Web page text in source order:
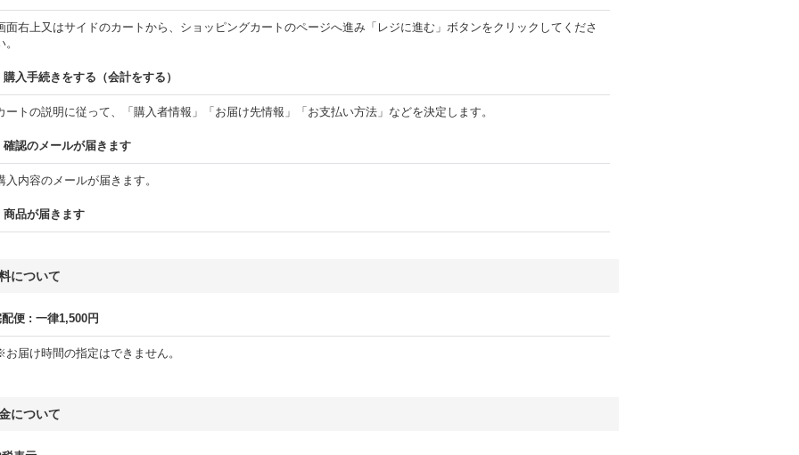
面右上又はサイドのカートから、ショッピングカートのページへ進み「レジに進む」ボタンをクリックしてくださ
。
購入手続きをする（会計をする）
ートの説明に従って、「購入者情報」「お届け先情報」「お支払い方法」などを決定します。
確認のメールが届きます
入内容のメールが届きます。
商品が届きます
について
便 : 一律1,500円
届け時間の指定はできません。
について